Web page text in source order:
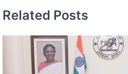
Related Posts